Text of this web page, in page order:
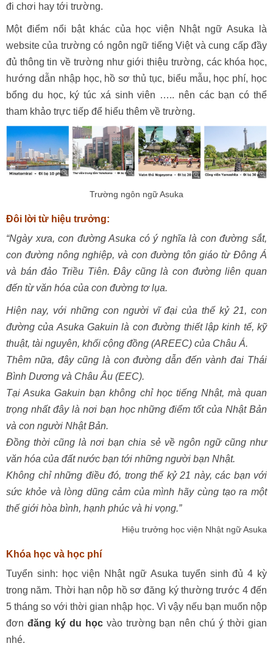
đi chơi hay tới trường.
Một điểm nổi bật khác của học viện Nhật ngữ Asuka là
website của trường có ngôn ngữ tiếng Việt và cung cấp đầy
đủ thông tin về trường như giới thiệu trường, các khóa học,
hướng dẫn nhập học, hồ sơ thủ tục, biểu mẫu, học phí, học
bổng du học, ký túc xá sinh viên ….. nên các bạn có thể
tham khảo trực tiếp để hiểu thêm về trường.
Trường ngôn ngữ Asuka
Đôi lời từ hiệu trưởng:
“Ngày xưa, con đường Asuka có ý nghĩa là con đường sắt,
con đường nông nghiệp, và con đường tôn giáo từ Đông Á
và bán đảo Triều Tiên. Đây cũng là con đường liên quan
đến từ văn hóa của con đường tơ lụa.
Hiện nay, với những con người vĩ đại của thế kỷ 21, con
đường của Asuka Gakuin là con đường thiết lập kinh tế, kỹ
thuật, tài nguyên, khối cộng đồng (AREEC) của Châu Á.
Thêm nữa, đây cũng là con đường dẫn đến vành đai Thái
Bình Dương và Châu Âu (EEC).
Tại Asuka Gakuin bạn không chỉ học tiếng Nhật, mà quan
trọng nhất đây là nơi bạn học những điểm tốt của Nhật Bản
và con người Nhật Bản.
Đồng thời cũng là nơi bạn chia sẻ về ngôn ngữ cũng như
văn hóa của đất nước bạn tới những người bạn Nhật.
Không chỉ những điều đó, trong thế kỷ 21 này, các bạn với
sức khỏe và lòng dũng cảm của mình hãy cùng tạo ra một
thế giới hòa bình, hạnh phúc và hi vọng.”
Hiệu trưởng học viện Nhật ngữ Asuka
Khóa học và học phí
Tuyển sinh: học viện Nhật ngữ Asuka tuyển sinh đủ 4 kỳ
trong năm. Thời hạn nộp hồ sơ đăng ký thường trước 4 đến
5 tháng so với thời gian nhập học. Vì vậy nếu bạn muốn nộp
đơn đăng ký du họcvào trường bạn nên chú ý thời gian
nhé.